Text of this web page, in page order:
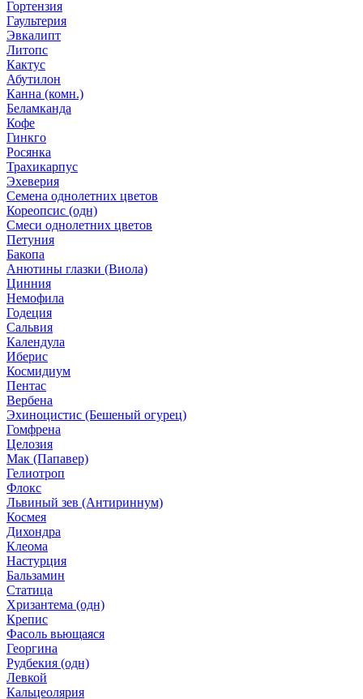
Гортензия
Гаультерия
Эвкалипт
Литопс
Кактус
Абутилон
Канна (комн.)
Беламканда
Кофе
Гинкго
Росянка
Трахикарпус
Эхеверия
Семена однолетних цветов
Кореопсис (одн)
Смеси однолетних цветов
Петуния
Бакопа
Анютины глазки (Виола)
Цинния
Немофила
Годеция
Сальвия
Календула
Иберис
Космидиум
Пентас
Вербена
Эхиноцистис (Бешеный огурец)
Гомфрена
Целозия
Мак (Папавер)
Гелиотроп
Флокс
Львиный зев (Антириннум)
Космея
Дихондра
Клеома
Настурция
Бальзамин
Статица
Хризантема (одн)
Крепис
Фасоль вьющаяся
Георгина
Рудбекия (одн)
Левкой
Кальцеолярия